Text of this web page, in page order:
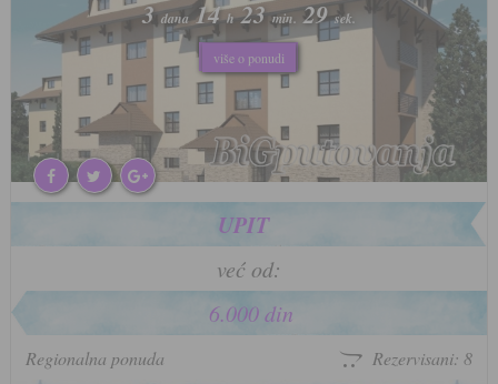
3dana 14h 23min. 26sek.
više o popustu
više o ponudi
UPIT
već od:
6.000 din
Regionalna ponuda Rezervisani: 8